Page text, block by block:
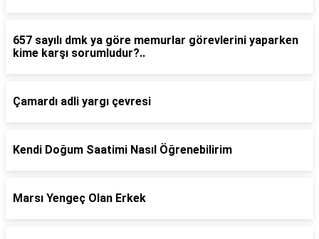
657 sayılı dmk ya göre memurlar görevlerini yaparken
kime karşı sorumludur?..
Çamardı adli yargı çevresi
Kendi Doğum Saatimi Nasıl Öğrenebilirim
Marsı Yengeç Olan Erkek